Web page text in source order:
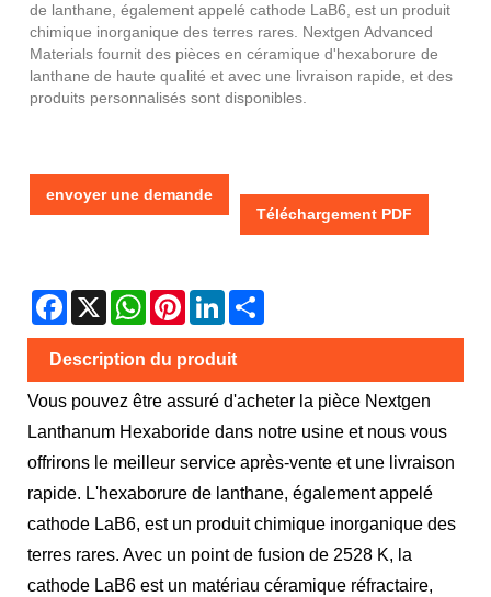
de lanthane, également appelé cathode LaB6, est un produit
chimique inorganique des terres rares. Nextgen Advanced
Materials fournit des pièces en céramique d'hexaborure de
lanthane de haute qualité et avec une livraison rapide, et des
produits personnalisés sont disponibles.
envoyer une demande
Téléchargement PDF
Facebook
X WhatsAppPinterestLinkedIn
Description du produit
Vous pouvez être assuré d'acheter la pièce Nextgen
Lanthanum Hexaboride dans notre usine et nous vous
offrirons le meilleur service après-vente et une livraison
rapide. L'hexaborure de lanthane, également appelé
cathode LaB6, est un produit chimique inorganique des
terres rares. Avec un point de fusion de 2528 K, la
cathode LaB6 est un matériau céramique réfractaire,